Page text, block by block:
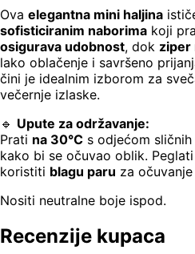
Ova elegantna mini haljina
sofisticiranim naborima koji
osigurava udobnost, dok ziper
lako oblačenje i savršeno
čini je idealnim izborom za
večernje izlaske.
🔹 Upute za održavanje:
Prati na 30°C s odjećom sličnih
kako bi se očuvao oblik. Peglati
koristiti blagu paru za
Nositi neutralne boje ispod.
Recenzije kupaca